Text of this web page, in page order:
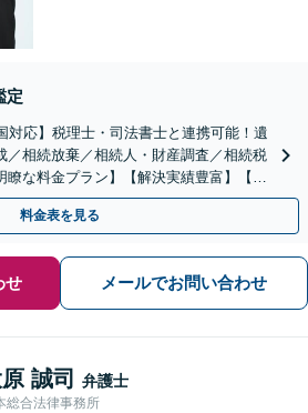
定
対応】税理士・司法書士と連携可能！遺
／相続放棄／相続人・財産調査／相続税
な料金プラン】【解決実績豊富】【電
料金表を見る
せ メールでお問い合わせ
誠司 弁護士
総合法律事務所